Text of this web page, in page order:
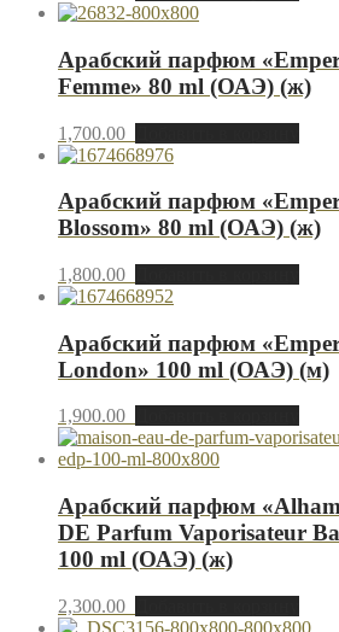
Арабский парфюм
Femme» 80 ml (ОАЭ) (ж)
1,700.00
Арабский парфюм
Blossom» 80 ml (ОАЭ) (ж)
1,800.00
Арабский парфюм
London» 100 ml (ОАЭ) (м)
1,900.00
Арабский парфюм
DE Parfum Vaporisateur
100 ml (ОАЭ) (ж)
2,300.00